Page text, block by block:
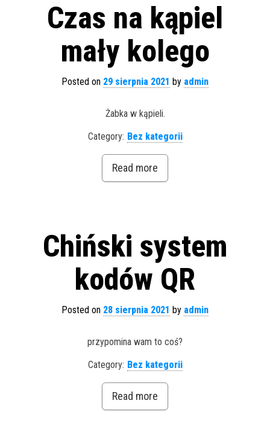
Czas na kąpiel
mały kolego
Posted on 29 sierpnia 2021 by admin
Żabka w kąpieli.
Category: Bez kategorii
Read more
Chiński system
kodów QR
Posted on 28 sierpnia 2021 by admin
przypomina wam to coś?
Category: Bez kategorii
Read more